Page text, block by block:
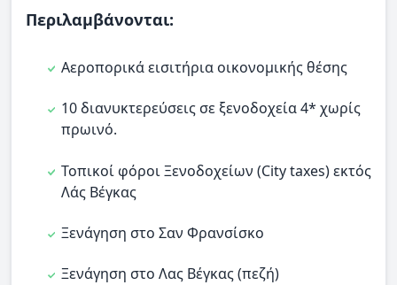
Περιλαμβάνονται:
Αεροπορικά εισιτήρια οικονομικής θέσης
10 διανυκτερεύσεις σε ξενοδοχεία 4* χωρίς
πρωινό.
Τοπικοί φόροι Ξενοδοχείων (City taxes) εκτός
Λάς Βέγκας
Ξενάγηση στο Σαν Φρανσίσκο
Ξενάγηση στο Λας Βέγκας (πεζή)